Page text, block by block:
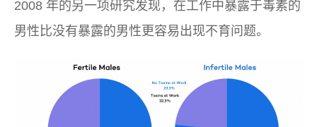
2008 年的另一项研究发现，在工作中暴露于毒素的
男性比没有暴露的男性更容易出现不育问题。